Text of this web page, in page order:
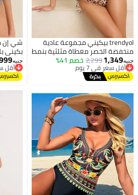
trendyol بيكيني مجموعة عادية
منخفضة الخصر مغطاة مثلثية بنمط
الفهد Tbess24Bt00037
جنيه1,349
2,299خصم 41% أقل سعر في 7 يوم
توصيل مجاني
أقل سعر في 7 يوم
شي إن
بكيني
جنيهأقل
أقل